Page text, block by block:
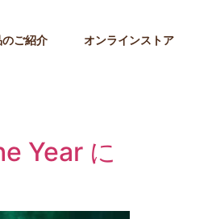
のご紹介 オンラインストア
Year に